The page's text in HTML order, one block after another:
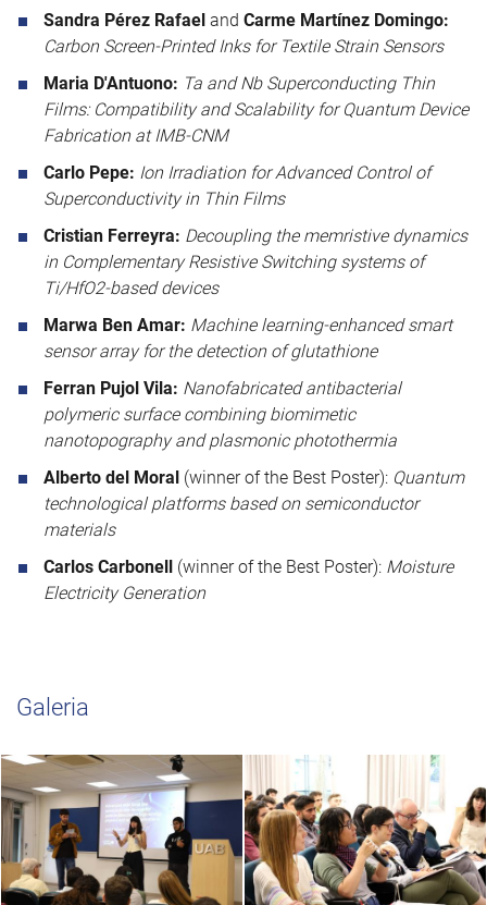
Sandra Pérez Rafael and Carme Martínez Domingo:
Carbon Screen-Printed Inks for Textile Strain Sensors
Maria D'Antuono: Ta and Nb Superconducting Thin
Films: Compatibility and Scalability for Quantum Device
Fabrication at IMB-CNM
Carlo Pepe: Ion Irradiation for Advanced Control of
Superconductivity in Thin Films
Cristian Ferreyra: Decoupling the memristive dynamics
in Complementary Resistive Switching systems of
Ti/HfO2-based devices
Marwa Ben Amar: Machine learning-enhanced smart
sensor array for the detection of glutathione
Ferran Pujol Vila: Nanofabricated antibacterial
polymeric surface combining biomimetic
nanotopography and plasmonic photothermia
Alberto del Moral (winner of the Best Poster): Quantum
technological platforms based on semiconductor
materials
Carlos Carbonell (winner of the Best Poster): Moisture
Electricity Generation
Galeria